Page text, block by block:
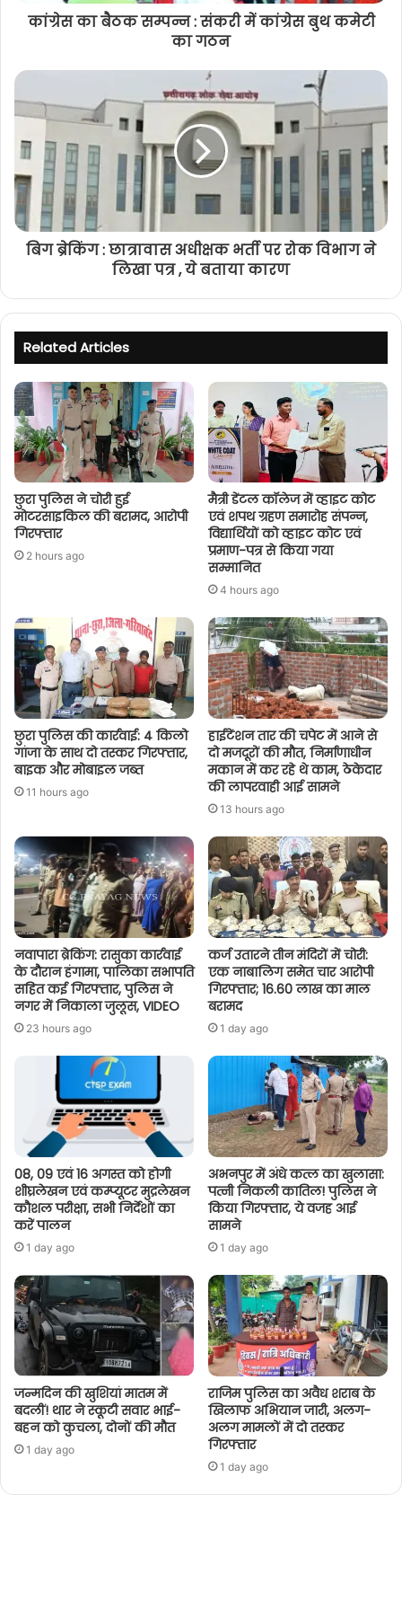
कांग्रेस का बैठक सम्पन्न : संकरी में कांग्रेस बुथ कमेटी
का गठन
बिग ब्रेकिंग : छात्रावास अधीक्षक भर्ती पर रोक विभाग ने
लिखा पत्र , ये बताया कारण
Related Articles
छुरा पुलिस ने चोरी हुई
मोटरसाइकिल की बरामद, आरोपी
गिरफ्तार
2 hours ago
मैत्री डेंटल कॉलेज में व्हाइट कोट
एवं शपथ ग्रहण समारोह संपन्न,
विद्यार्थियों को व्हाइट कोट एवं
प्रमाण-पत्र से किया गया
सम्मानित
4 hours ago
छुरा पुलिस की कार्रवाई: 4 किलो
गांजा के साथ दो तस्कर गिरफ्तार,
बाइक और मोबाइल जब्त
11 hours ago
हाईटेंशन तार की चपेट में आने से
दो मजदूरों की मौत, निर्माणाधीन
मकान में कर रहे थे काम, ठेकेदार
की लापरवाही आई सामने
13 hours ago
नवापारा ब्रेकिंग: रासुका कार्रवाई
के दौरान हंगामा, पालिका सभापति
सहित कई गिरफ्तार, पुलिस ने
नगर में निकाला जुलूस, VIDEO
23 hours ago
कर्ज उतारने तीन मंदिरों में चोरी:
एक नाबालिग समेत चार आरोपी
गिरफ्तार; 16.60 लाख का माल
बरामद
1 day ago
08, 09 एवं 16 अगस्त को होगी
शीघ्रलेखन एवं कम्प्यूटर मुद्रलेखन
कौशल परीक्षा, सभी निर्देशों का
करें पालन
1 day ago
अभनपुर में अंधे कत्ल का खुलासा:
पत्नी निकली कातिल! पुलिस ने
किया गिरफ्तार, ये वजह आई
सामने
1 day ago
जन्मदिन की खुशियां मातम में
बदलीं! थार ने स्कूटी सवार भाई-
बहन को कुचला, दोनों की मौत
1 day ago
राजिम पुलिस का अवैध शराब के
खिलाफ अभियान जारी, अलग-
अलग मामलों में दो तस्कर
गिरफ्तार
1 day ago